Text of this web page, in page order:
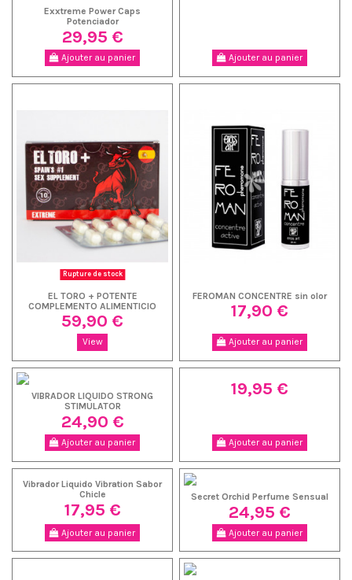
Exxtreme Power Caps
Potenciador
29,95 €
Ajouter au panier Ajouter au panier
Rupture de stock
EL TORO + POTENTE
COMPLEMENTO ALIMENTICIO
59,90 €
View
FEROMAN CONCENTRE sin olor
17,90 €
Ajouter au panier
VIBRADOR LIQUIDO STRONG
STIMULATOR
24,90 €
Ajouter au panier
19,95 €
Ajouter au panier
Vibrador Liquido Vibration Sabor
Chicle
17,95 €
Ajouter au panier
Secret Orchid Perfume Sensual
24,95 €
Ajouter au panier